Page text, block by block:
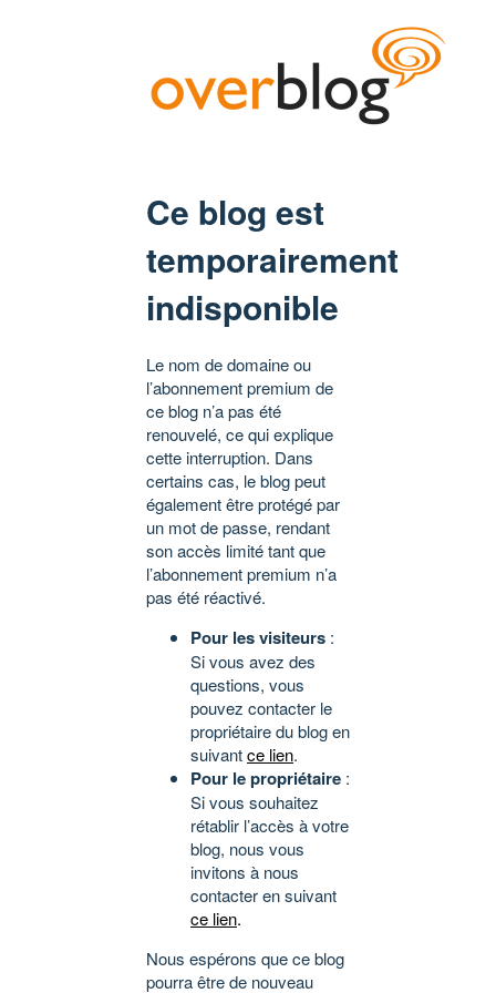
Ce blog est
temporairement
indisponible
Le nom de domaine ou
l’abonnement premium de
ce blog n’a pas été
renouvelé, ce qui explique
cette interruption. Dans
certains cas, le blog peut
également être protégé par
un mot de passe, rendant
son accès limité tant que
l’abonnement premium n’a
pas été réactivé.
Pour les visiteurs :
Si vous avez des
questions, vous
pouvez contacter le
propriétaire du blog en
suivantce lien.
Pour le propriétaire :
Si vous souhaitez
rétablir l’accès à votre
blog, nous vous
invitons à nous
contacter en suivant
ce lien.
Nous espérons que ce blog
pourra être de nouveau